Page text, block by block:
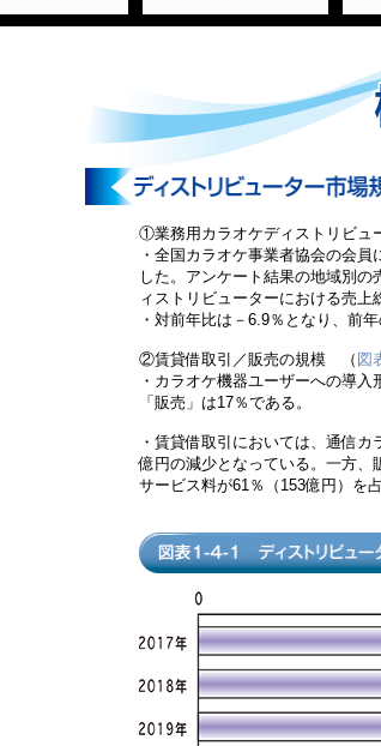
①業務用カラオケディストリビュ
・全国カラオケ事業者協会の会
した。アンケート結果の地域別
ィストリビューターにおける売上
・対前年比は－6.9％となり、前
②賃貸借取引／販売の規模 （ 図
・カラオケ機器ユーザーへの導
「販売」は17％である。
・賃貸借取引においては、通信
億円の減少となっている。一方、
サービス料が61％（153億円）を